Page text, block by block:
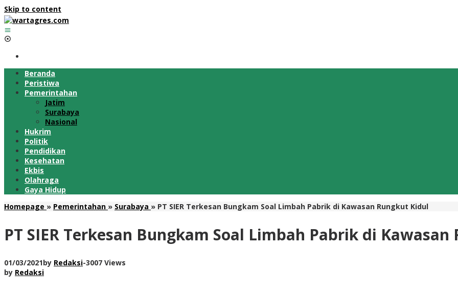
Skip to content
Beranda
Peristiwa
Pemerintahan
Jatim
Surabaya
Nasional
Hukrim
Politik
Pendidikan
Kesehatan
Ekbis
Olahraga
Gaya Hidup
Homepage » Pemerintahan » Surabaya » PT SIER Terkesan Bungkam Soal Limbah Pabrik di Kawasan Rungkut Kidul
PT SIER Terkesan Bungkam Soal Limbah Pabrik di
01/03/2021by Redaksi-3007 Views
by Redaksi